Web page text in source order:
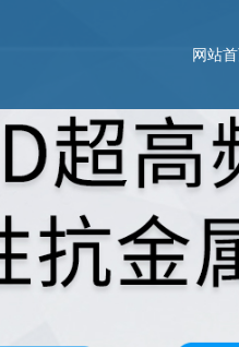
网站